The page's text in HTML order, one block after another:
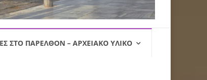
ΣΤΟ ΠΑΡΕΛΘΌΝ – ΑΡΧΕΙΑΚΌ ΥΛΙΚΌ